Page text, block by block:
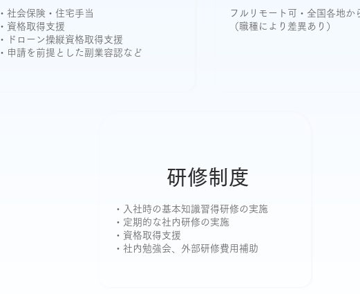
・社会保険・住宅手当
・資格取得支援
・ドローン操縦資格取得支援
・申請を前提とした副業容認など
フルリモート可・全国各地か
（職種により差異あり）
研修制度
・入社時の基本知識習得研修の実施
・定期的な社内研修の実施
・資格取得支援
・社内勉強会、外部研修費用補助